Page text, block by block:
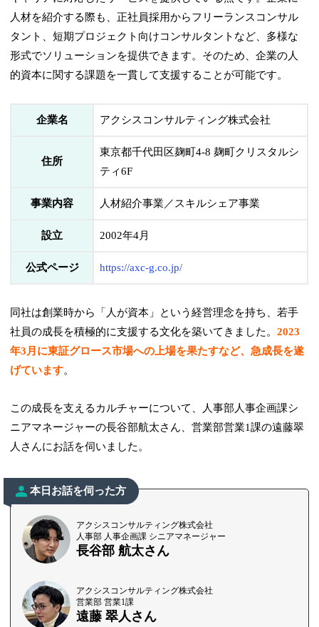
人材を紹介する際も、正社員採用からフリーランスコンサル
タント、短期プロジェクト向けコンサルタントなど、多様な
形式でソリューションを提供できます。そのため、企業の人
的資本に関する課題を一貫して支援することが可能です。
企業名 アクシスコンサルティング株式会社
住所
東京都千代田区麹町4-8 麹町クリスタルシ
ティ6F
事業内容 人材紹介事業／スキルシェア事業
設立 2002年4月
公式ページ https://axc-g.co.jp/
同社は創業時から「人が資本」という経営理念を持ち、若手
社員の成長を積極的に支援する文化を築いてきました。2023
年3月に東証グロース市場への上場を果たすなど、急成長を遂
げています。
この成長を支えるカルチャーについて、人事部人事企画課シ
ニアマネージャーの長谷部航太さん、営業部営業1課の遠藤翠
人さんにお話を伺いました。
本日お話を伺った方
アクシスコンサルティング株式会社
人事部 人事企画課 シニアマネージャー
長谷部 航太さん
アクシスコンサルティング株式会社
営業部 営業1課
遠藤 翠人さん